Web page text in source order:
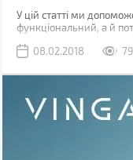
У цій статті ми
функціональний, а й
08.02.2018